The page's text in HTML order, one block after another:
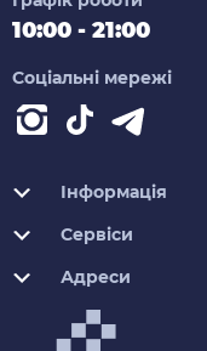
10:00 - 21:00
Соціальні мережі
Інформація
Сервіси
Адреси